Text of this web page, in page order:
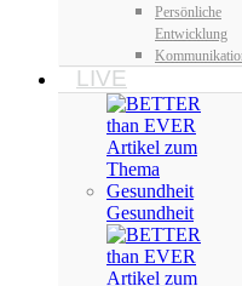
Persönliche
Entwicklung
LIVE
Gesundheit